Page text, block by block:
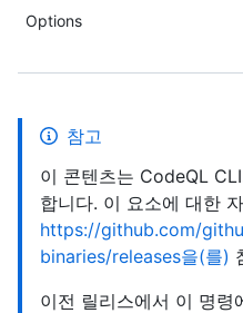
Options
참고
이 콘텐츠는 CodeQL
합니다. 이 요소에 대한
https://github.com/
binaries/releases을(를)
이전 릴리스에서 이 명령